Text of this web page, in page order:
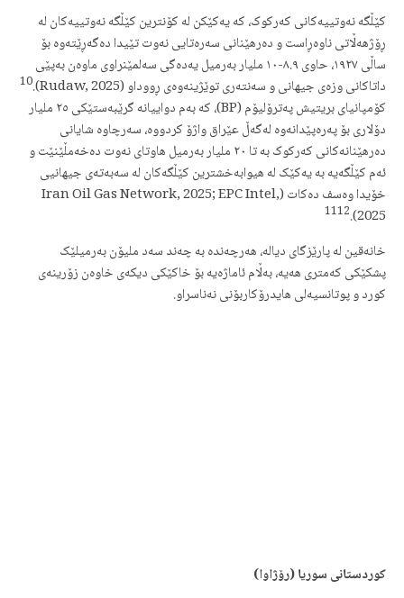
کێڵگە نەوتییەکانی کەرکوک، کە یەکێکن لە کۆنترین کێڵگە نەوتییەکان لە
ڕۆژهەڵاتی ناوەڕاست و دەرهێنانی سەرەتایی نەوت تێیدا دەگەڕێتەوە بۆ
ساڵی ١٩٢٧، حاوی ٨.٩-١٠ ملیار بەرمیل یەدەگی سەلمێنراوی ماوەن بەپێی
داتاکانی وزەی جیهانی و سەنتەری توێژینەوەی ڕووداو (Rudaw, 2025).
10
کۆمپانیای بریتیش پەترۆلیۆم (BP)، کە بەم دواییانە گرێبەستێکی ٢٥ ملیار
دۆلاری بۆ پەرەپێدانەوە لەگەڵ عێراق واژۆ کردووە، سەرچاوە شایانی
دەرهێنانەکانی کەرکوک بە تا ٢٠ ملیار بەرمیل هاوتای نەوت دەخەمڵێنێت و
ئەم کێڵگەیە بە یەکێک لە هیوابەخشترین کێڵگەکان لە سەبەتەی جیهانیی
خۆیدا وەسف دەکات (Iran Oil Gas Network, 2025; EPC Intel,
2025).
1112
خانەقین لە پارێزگای دیالە، هەرچەندە بە چەند سەد ملیۆن بەرمیلێک
پشکێکی کەمتری هەیە، بەڵام ئاماژەیە بۆ خاکێکی دیکەی خاوەن زۆرینەی
کورد و پوتانسیەلی هایدرۆکاربۆنی نەناسراو.
کوردستانی سوریا (رۆژاوا)